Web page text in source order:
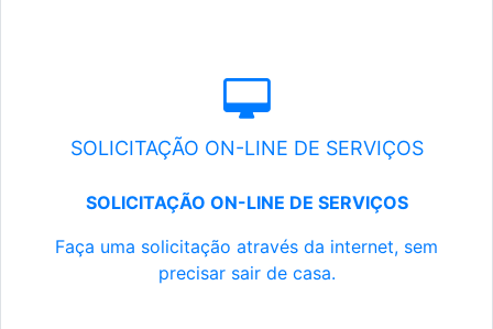
SOLICITAÇÃO ON-LINE DE SERVIÇOS
SOLICITAÇÃO ON-LINE DE SERVIÇOS
Faça uma solicitação através da internet, sem
precisar sair de casa.